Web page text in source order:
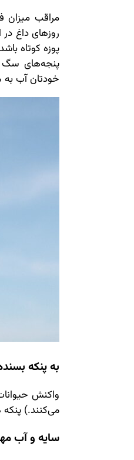
مراقب
روزهای داغ
پوزه کوتاه
پنجه‌های سگ
خودتان آب به
به پنکه
واکنش
می‌کنند.) پنکه
سایه و آب